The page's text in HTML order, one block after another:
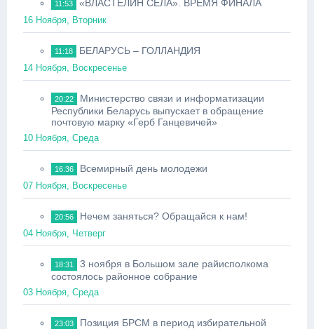
11:53 «ВЛАСТЕЛИН СЕЛА». ВРЕМЯ ФИНАЛА
16 Ноября, Вторник
11:18 БЕЛАРУСЬ – ГОЛЛАНДИЯ
14 Ноября, Воскресенье
20:22
Министерство связи и информатизации
Республики Беларусь выпускает в обращение
почтовую марку «Герб Ганцевичей»
10 Ноября, Среда
16:36 Всемирный день молодежи
07 Ноября, Воскресенье
20:56 Нечем заняться? Обращайся к нам!
04 Ноября, Четверг
18:31
3 ноября в Большом зале райисполкома
состоялось районное собрание
03 Ноября, Среда
23:03
Позиция БРСМ в период избирательной